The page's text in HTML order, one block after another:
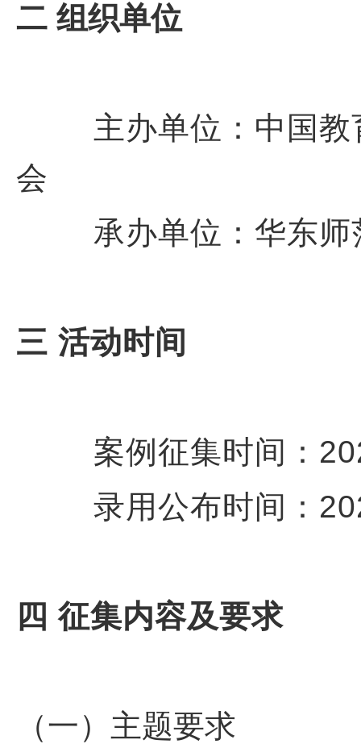
二 组织单位
主办单位：中国
会
承办单位：华东
三 活动时间
案例征集时间：
录用公布时间：
四 征集内容及要求
（一）主题要求